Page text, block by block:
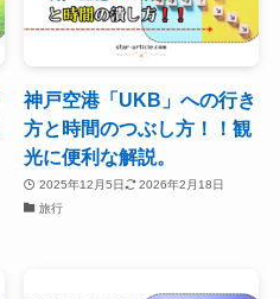
神戸空港「UKB」への行き
方と時間のつぶし方！！観
光に便利な解説。
2025年12月5日
2026年2月18日
旅行